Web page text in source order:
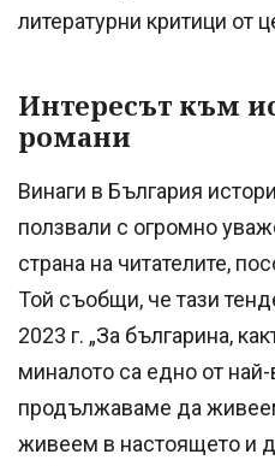
литературни критици от
Интересът към
романи
Винаги в България
ползвали с огромно
страна на читателите,
Той съобщи, че тази
2023 г. „За българина,
миналото са едно от
продължаваме да
живеем в настоящето и